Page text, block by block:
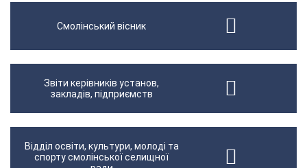
Смолінський вісник
Звіти керівників установ,
закладів, підприємств
Відділ освіти, культури, молоді та
спорту смолінської селищної